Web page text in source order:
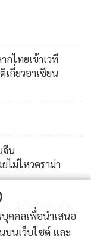
สังหารเพราะ
เหตุ “เพนตา
” เล็งส่งทหาร
กไทยเข้าเวที
กี่ยวอาเซียน
จีน
ไม่ไหวดราม่า
ดึง'โตโยต้า'ย้าย
บุคคลเพื่อนำเสนอ
นเว็บไซต์ และ